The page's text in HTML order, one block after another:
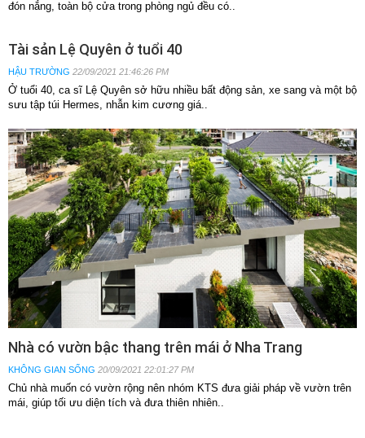
giữa con người và thiên nhiên.
Nhà hiện đại gợi nhớ thập niên 1990
KHÔNG GIAN SỐNG 02/10/2021 23:27:34 PM
TP HCM - Nhà sử dụng nội thất kiểu xưa, có khoảng thông tầng giúp kết
nối mọi thành viên, chừa các khoảng đất méo..
Nhà trắng tối giản giữa phố thị
KHÔNG GIAN SỐNG 26/09/2021 22:16:44 PM
Nhà 80 m2 mang phong cách tối giản, có cầu thang ngay dưới giếng trời
đón nắng, toàn bộ cửa trong phòng ngủ đều có..
Tài sản Lệ Quyên ở tuổi 40
HẬU TRƯỜNG 22/09/2021 21:46:26 PM
Ở tuổi 40, ca sĩ Lệ Quyên sở hữu nhiều bất động sản, xe sang và một bộ
sưu tập túi Hermes, nhẫn kim cương giá..